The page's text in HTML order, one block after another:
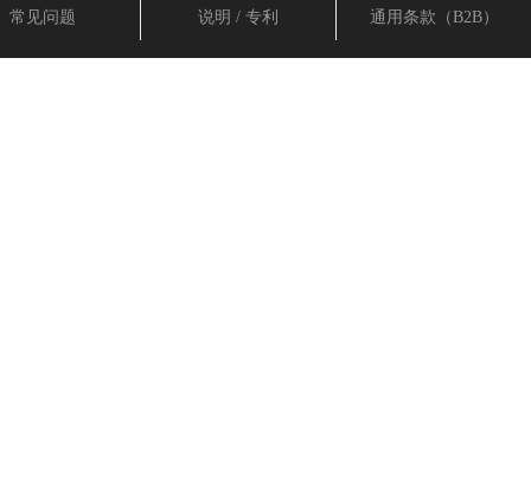
常见问题 说明 / 专利 通用条款（B2B）